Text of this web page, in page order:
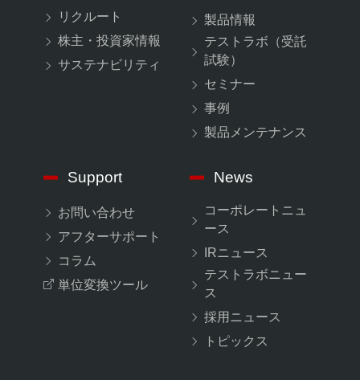
リクルート
株主・投資家情報
サステナビリティ
製品情報
テストラボ（受託
試験）
セミナー
事例
製品メンテナンス
Support
お問い合わせ
アフターサポート
コラム
単位変換ツール
News
コーポレートニュ
ース
IRニュース
テストラボニュー
ス
採用ニュース
トピックス